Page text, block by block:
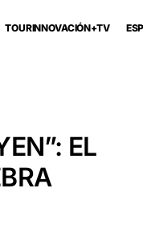
TOURINNOVACIÓN+TV
EL